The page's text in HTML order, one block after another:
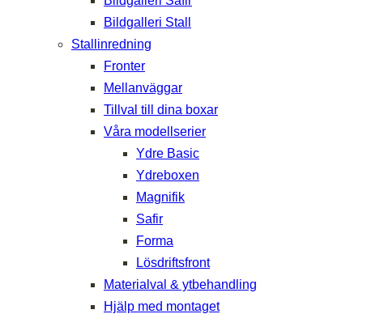
Bildgalleri Stall
Stallinredning
Fronter
Mellanväggar
Tillval till dina boxar
Våra modellserier
Ydre Basic
Ydreboxen
Magnifik
Safir
Forma
Lösdriftsfront
Materialval & ytbehandling
Hjälp med montaget